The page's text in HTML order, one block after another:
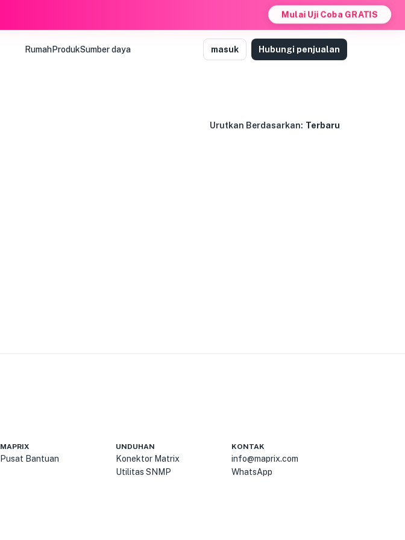
Mulai Uji Coba GRATIS
RumahProdukSumber daya Hubungi penjualan
masuk
Urutkan Berdasarkan: Terbaru
MAPRIX
Pusat Bantuan
UNDUHAN
Konektor Matrix
Utilitas SNMP
KONTAK
info@maprix.com
WhatsApp